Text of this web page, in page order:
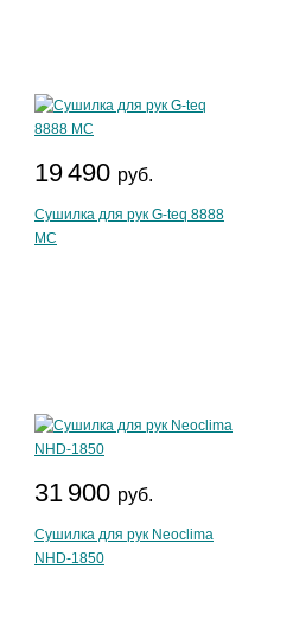
19 490 руб.
Сушилка для рук G-teq 8888
MC
31 900 руб.
Сушилка для рук Neoclima
NHD-1850